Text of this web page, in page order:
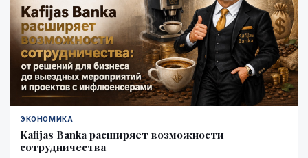
ЭКОНОМИКА
Kafijas Banka расширяет возможности
сотрудничества